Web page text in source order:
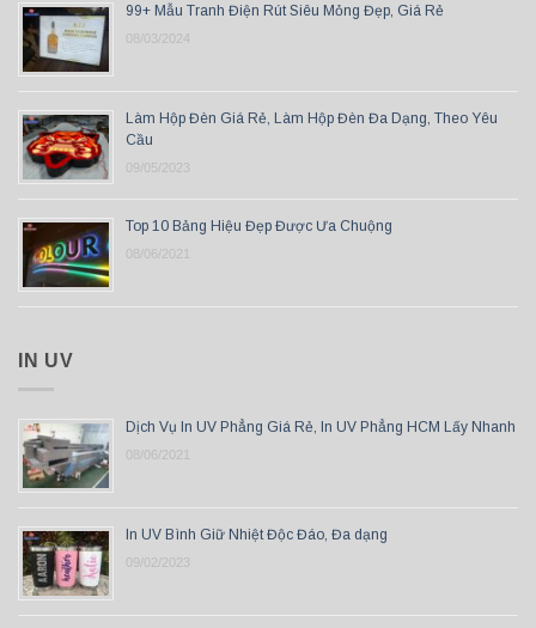
99+ Mẫu Tranh Điện Rút Siêu Mỏng Đẹp, Giá Rẻ
08/03/2024
Làm Hộp Đèn Giá Rẻ, Làm Hộp Đèn Đa Dạng, Theo Yêu
Cầu
09/05/2023
Top 10 Bảng Hiệu Đẹp Được Ưa Chuộng
08/06/2021
IN UV
Dịch Vụ In UV Phẳng Giá Rẻ, In UV Phẳng HCM Lấy Nhanh
08/06/2021
In UV Bình Giữ Nhiệt Độc Đáo, Đa dạng
09/02/2023